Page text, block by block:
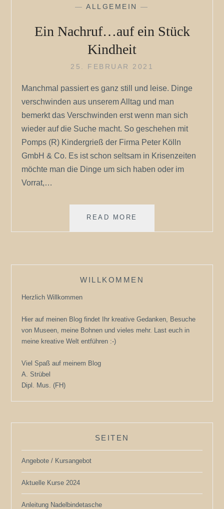
—ALLGEMEIN —
Ein Nachruf…auf ein Stück
Kindheit
25. FEBRUAR 2021
Manchmal passiert es ganz still und leise. Dinge
verschwinden aus unserem Alltag und man
bemerkt das Verschwinden erst wenn man sich
wieder auf die Suche macht. So geschehen mit
Pomps (R) Kindergrieß der Firma Peter Kölln
GmbH & Co. Es ist schon seltsam in Krisenzeiten
möchte man die Dinge um sich haben oder im
Vorrat,…
READ MORE
WILLKOMMEN
Herzlich Willkommen
Hier auf meinen Blog findet Ihr kreative Gedanken, Besuche
von Museen, meine Bohnen und vieles mehr. Last euch in
meine kreative Welt entführen :-)
Viel Spaß auf meinem Blog
A. Strübel
Dipl. Mus. (FH)
SEITEN
Angebote / Kursangebot
Aktuelle Kurse 2024
Anleitung Nadelbindetasche